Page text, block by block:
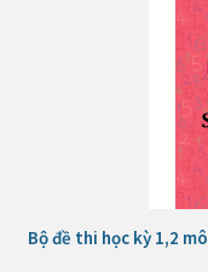
Bộ đề thi học kỳ 1,2